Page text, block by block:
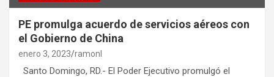
PE promulga acuerdo de servicios aéreos con
el Gobierno de China
enero 3, 2023 ramonl
Santo Domingo, RD.- El Poder Ejecutivo promulgó el